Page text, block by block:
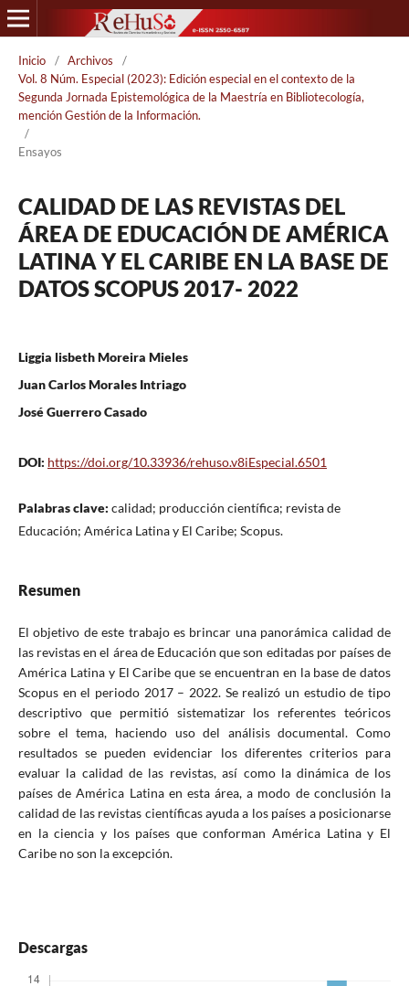
Inicio / Archivos
/
Vol. 8 Núm. Especial (2023): Edición especial en el contexto de la
Segunda Jornada Epistemológica de la Maestría en Bibliotecología,
mención Gestión de la Información.
/
Ensayos
CALIDAD DE LAS REVISTAS DEL
ÁREA DE EDUCACIÓN DE AMÉRICA
LATINA Y EL CARIBE EN LA BASE DE
DATOS SCOPUS 2017- 2022
Liggia lisbeth Moreira Mieles
Juan Carlos Morales Intriago
José Guerrero Casado
DOI: https://doi.org/10.33936/rehuso.v8iEspecial.6501
Palabras clave: calidad; producción científica; revista de
Educación; América Latina y El Caribe; Scopus.
Resumen
El objetivo de este trabajo es brincar una panorámica calidad de
las revistas en el área de Educación que son editadas por países de
América Latina y El Caribe que se encuentran en la base de datos
Scopus en el periodo 2017 – 2022. Se realizó un estudio de tipo
descriptivo que permitió sistematizar los referentes teóricos
sobre el tema, haciendo uso del análisis documental. Como
resultados se pueden evidenciar los diferentes criterios para
evaluar la calidad de las revistas, así como la dinámica de los
países de América Latina en esta área, a modo de conclusión la
calidad de las revistas científicas ayuda a los países a posicionarse
en la ciencia y los países que conforman América Latina y El
Caribe no son la excepción.
Descargas